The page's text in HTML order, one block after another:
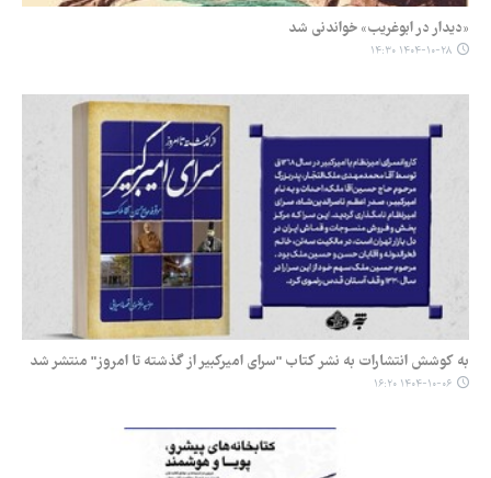
«دیدار در ابوغریب» خواندنی شد
۱۴۰۴-۱۰-۲۸ ۱۴:۳۰
به کوشش انتشارات به نشر کتاب "سرای امیرکبیر از گذشته تا امروز" منتشر شد
۱۴۰۴-۱۰-۰۶ ۱۶:۲۰